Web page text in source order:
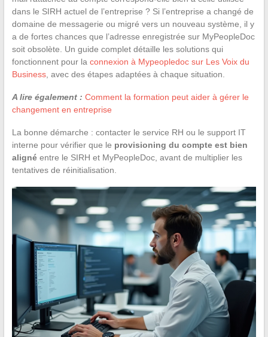
dans le SIRH actuel de l’entreprise ? Si l’entreprise a changé de
domaine de messagerie ou migré vers un nouveau système, il y
a de fortes chances que l’adresse enregistrée sur MyPeopleDoc
soit obsolète. Un guide complet détaille les solutions qui
fonctionnent pour la connexion à Mypeopledoc sur Les Voix du
Business, avec des étapes adaptées à chaque situation.
A lire également : Comment la formation peut aider à gérer le
changement en entreprise
La bonne démarche : contacter le service RH ou le support IT
interne pour vérifier que le provisioning du compte est bien
alignéentre le SIRH et MyPeopleDoc, avant de multiplier les
tentatives de réinitialisation.